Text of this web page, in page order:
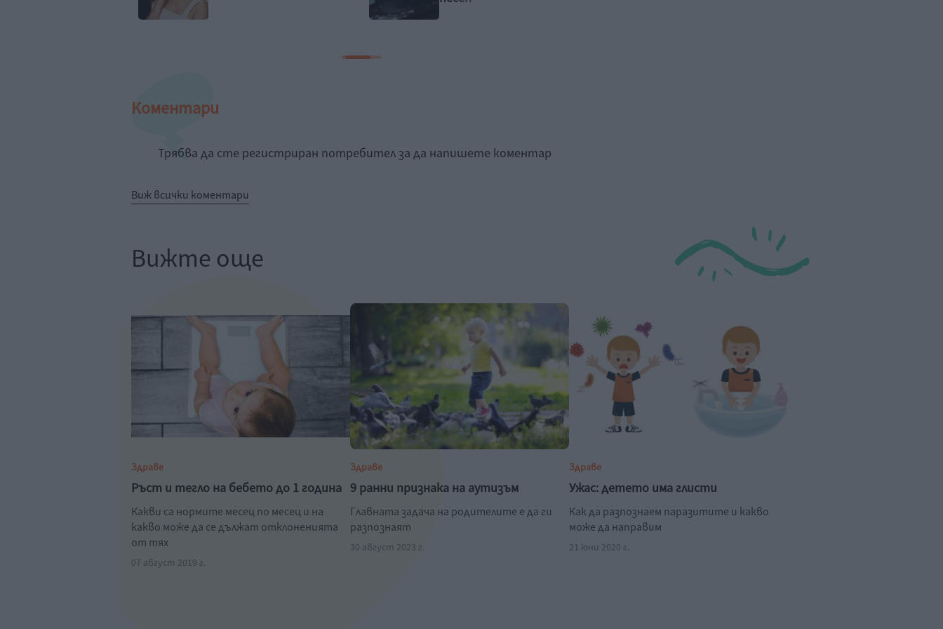
Коментари
Трябва да сте регистриран потребител за да напишете коментар
Виж всички коментари
Вижте още
Здраве
Ръст и тегло на бебето до 1 година
Какви са нормите месец по месец и на
какво може да се дължат отклоненията
от тях
07 август 2019 г.
Здраве
9 ранни признака на аутизъм
Главната задача на родителите е да ги
разпознаят
30 август 2023 г.
Здраве
Ужас: детето има глисти
Как да разпознаем паразитите и какво
може да направим
21 юни 2020 г.